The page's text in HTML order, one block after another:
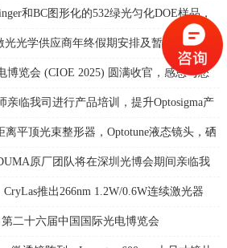
方形光斑
和BC图形化的532绿光匀化DOE样品，
正方形长方形光斑
光学供应商年终假期安排及暂定营业的提
博览会 (CIOE 2025) 圆满收官，感恩与您
亲临我司进行产品培训，提升Optosigma产
离平顶光束整形器，Optotune液态镜头，硒
原厂团队将在深圳光博会期间亲临我
推出266nm 1.2W/0.6W连续激光器
二十六届中国国际光电博览会